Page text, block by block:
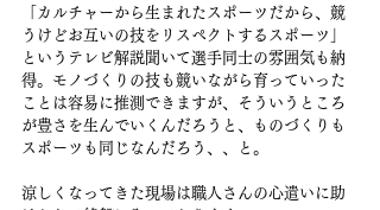
「カルチャーから生まれたスポーツだから、競
うけどお互いの技をリスペクトするスポーツ」
というテレビ解説聞いて選手同士の雰囲気も納
得。モノづくりの技も競いながら育っていった
ことは容易に推測できますが、そういうところ
が豊さを生んでいくんだろうと、ものづくりも
スポーツも同じなんだろう、、と。
涼しくなってきた現場は職人さんの心遣いに助